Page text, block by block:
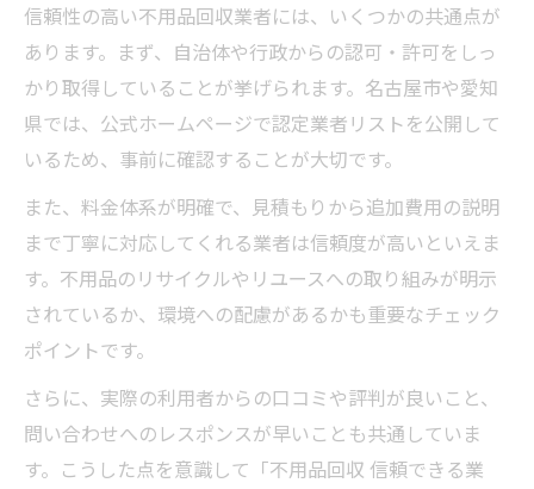
信頼性の高い不用品回収業者には、いくつかの共通点が
あります。まず、自治体や行政からの認可・許可をしっ
かり取得していることが挙げられます。名古屋市や愛知
県では、公式ホームページで認定業者リストを公開して
いるため、事前に確認することが大切です。
また、料金体系が明確で、見積もりから追加費用の説明
まで丁寧に対応してくれる業者は信頼度が高いといえま
す。不用品のリサイクルやリユースへの取り組みが明示
されているか、環境への配慮があるかも重要なチェック
ポイントです。
さらに、実際の利用者からの口コミや評判が良いこと、
問い合わせへのレスポンスが早いことも共通していま
す。こうした点を意識して「不用品回収 信頼できる業